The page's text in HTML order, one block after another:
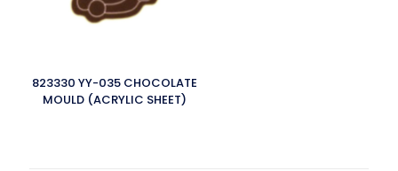
823330 YY-035 CHOCOLATE
MOULD (ACRYLIC SHEET)